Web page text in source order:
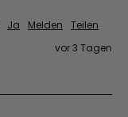
Ja Melden
Teilen
vor 3 Tagen